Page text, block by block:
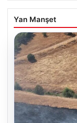
Yan Manşet